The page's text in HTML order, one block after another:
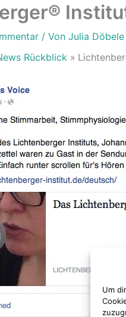
Um
/ Von Julia Döbele
Rückblick